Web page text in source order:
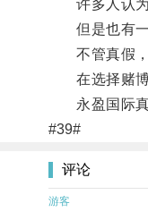
许多人认为
但是也有一
不管真假，
在选择赌博
永盈国际真
#39#
评论
游客